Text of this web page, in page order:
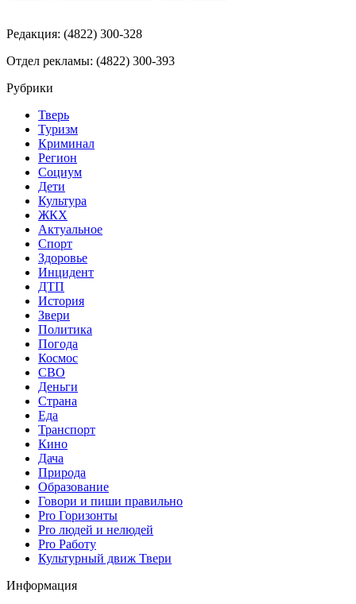
Редакция: (4822) 300-328
Отдел рекламы: (4822) 300-393
Рубрики
Тверь
Туризм
Криминал
Регион
Социум
Дети
Культура
ЖКХ
Актуальное
Спорт
Здоровье
Инцидент
ДТП
История
Звери
Политика
Погода
Космос
СВО
Деньги
Страна
Еда
Транспорт
Кино
Дача
Природа
Образование
Говори и пиши правильно
Pro Горизонты
Pro людей и нелюдей
Pro Работу
Культурный движ Твери
Информация